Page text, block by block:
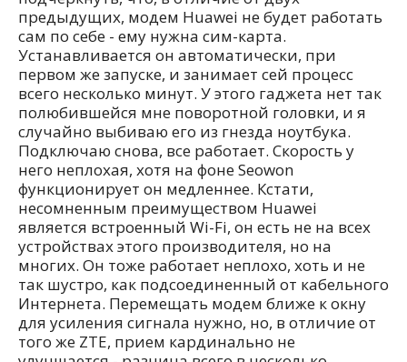
предыдущих, модем Huawei не будет работать
сам по себе - ему нужна сим-карта.
Устанавливается он автоматически, при
первом же запуске, и занимает сей процесс
всего несколько минут. У этого гаджета нет так
полюбившейся мне поворотной головки, и я
случайно выбиваю его из гнезда ноутбука.
Подключаю снова, все работает. Скорость у
него неплохая, хотя на фоне Seowon
функционирует он медленнее. Кстати,
несомненным преимуществом Huawei
является встроенный Wi-Fi, он есть не на всех
устройствах этого производителя, но на
многих. Он тоже работает неплохо, хоть и не
так шустро, как подсоединенный от кабельного
Интернета. Перемещать модем ближе к окну
для усиления сигнала нужно, но, в отличие от
того же ZTE, прием кардинально не